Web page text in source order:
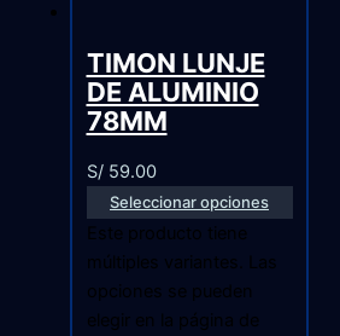
TIMON LUNJE
DE ALUMINIO
78MM
S/59.00
Seleccionar opciones
Este producto tiene
múltiples variantes. Las
opciones se pueden
elegir en la página de